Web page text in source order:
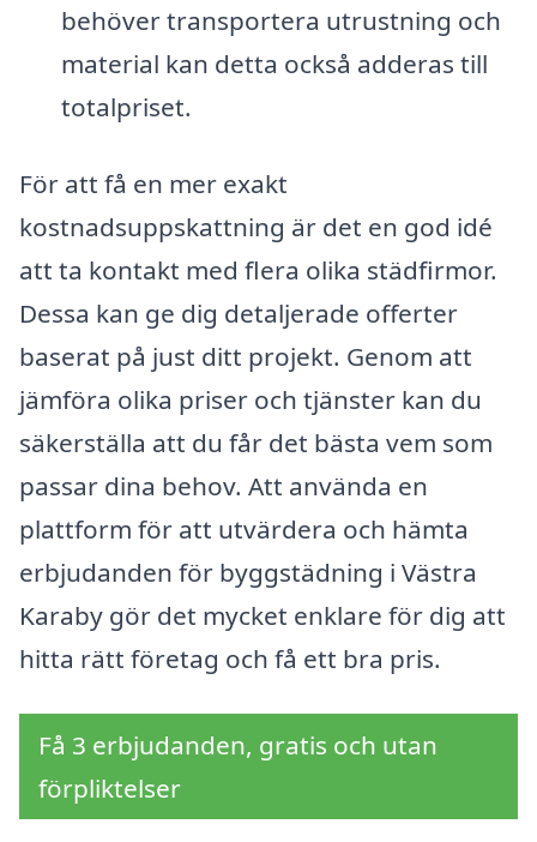
behöver transportera utrustning och
material kan detta också adderas till
totalpriset.
För att få en mer exakt
kostnadsuppskattning är det en god idé
att ta kontakt med flera olika städfirmor.
Dessa kan ge dig detaljerade offerter
baserat på just ditt projekt. Genom att
jämföra olika priser och tjänster kan du
säkerställa att du får det bästa vem som
passar dina behov. Att använda en
plattform för att utvärdera och hämta
erbjudanden för byggstädning i Västra
Karaby gör det mycket enklare för dig att
hitta rätt företag och få ett bra pris.
Få 3 erbjudanden, gratis och utan
förpliktelser